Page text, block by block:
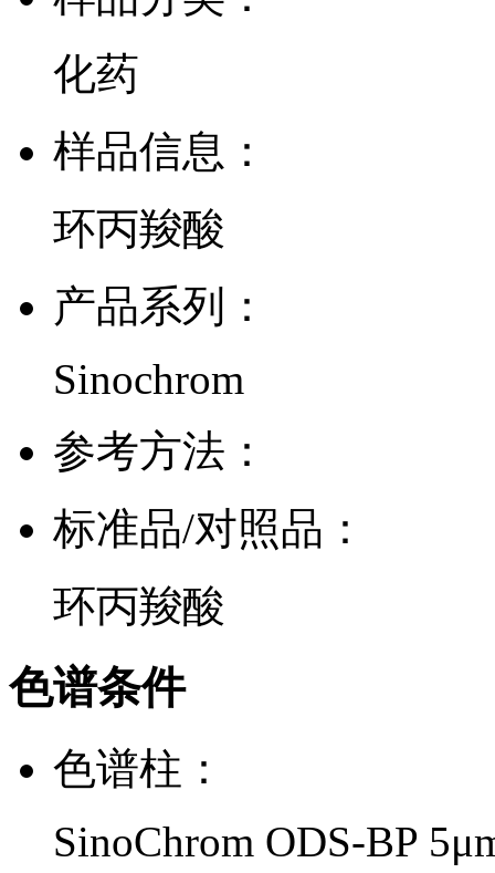
化药
样品信息：
环丙羧酸
产品系列：
Sinochrom
参考方法：
标准品/对照品：
环丙羧酸
色谱条件
色谱柱：
SinoChrom ODS-BP